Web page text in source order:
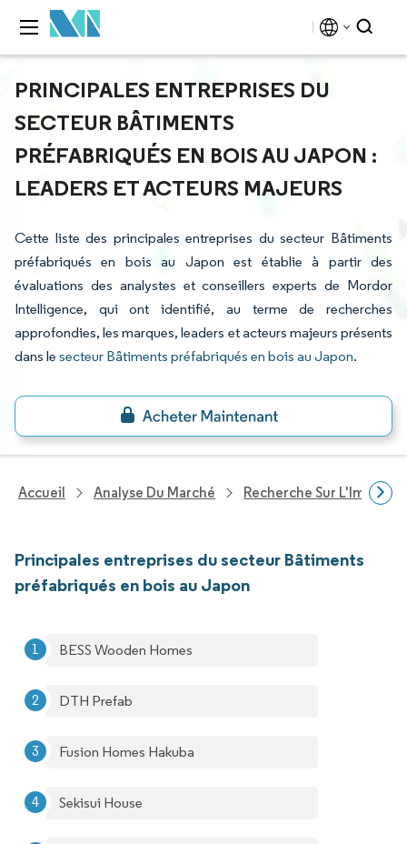
PRINCIPALES ENTREPRISES DU
SECTEUR BÂTIMENTS
PRÉFABRIQUÉS EN BOIS AU JAPON :
LEADERS ET ACTEURS MAJEURS
Cette liste des principales entreprises du secteur Bâtiments
préfabriqués en bois au Japon est établie à partir des
évaluations des analystes et conseillers experts de Mordor
Intelligence, qui ont identifié, au terme de recherches
approfondies, les marques, leaders et acteurs majeurs présents
dans le secteur Bâtiments préfabriqués en bois au Japon.
Accueil Analyse Du Marché Recherche Sur
Principales entreprises du secteur Bâtiments
préfabriqués en bois au Japon
BESS Wooden Homes
DTH Prefab
Fusion Homes Hakuba
Sekisui House